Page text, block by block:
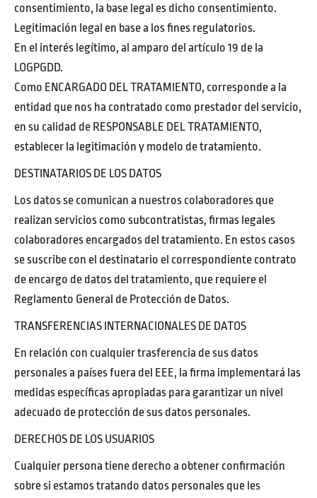
consentimiento, la base legal es dicho consentimiento.
Legitimación legal en base a los fines regulatorios.
En el interés legítimo, al amparo del artículo 19 de la
LOGPGDD.
Como ENCARGADO DEL TRATAMIENTO, corresponde a la
entidad que nos ha contratado como prestador del servicio,
en su calidad de RESPONSABLE DEL TRATAMIENTO,
establecer la legitimación y modelo de tratamiento.
DESTINATARIOS DE LOS DATOS
Los datos se comunican a nuestros colaboradores que
realizan servicios como subcontratistas, firmas legales
colaboradores encargados del tratamiento. En estos casos
se suscribe con el destinatario el correspondiente contrato
de encargo de datos del tratamiento, que requiere el
Reglamento General de Protección de Datos.
TRANSFERENCIAS INTERNACIONALES DE DATOS
En relación con cualquier trasferencia de sus datos
personales a países fuera del EEE, la firma implementará las
medidas específicas apropiadas para garantizar un nivel
adecuado de protección de sus datos personales.
DERECHOS DE LOS USUARIOS
Cualquier persona tiene derecho a obtener confirmación
sobre si estamos tratando datos personales que les